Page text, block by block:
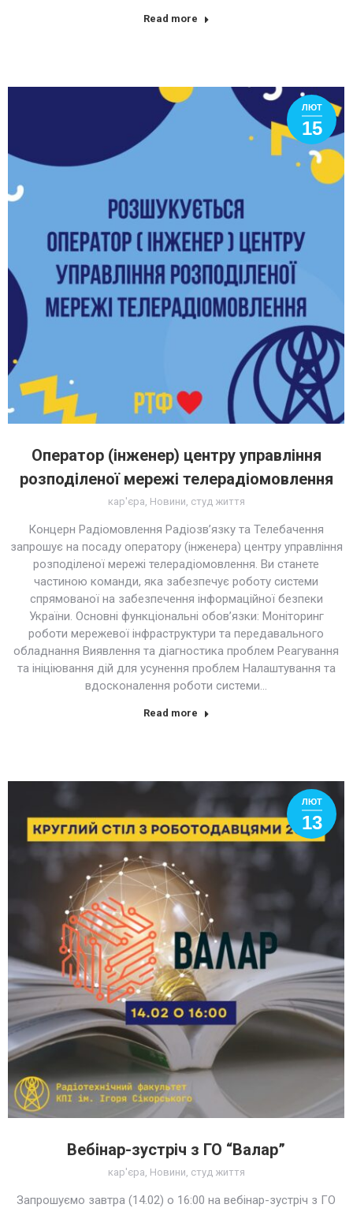
Read more
ЛЮТ
15
Оператор (інженер) центру управління
розподіленої мережі телерадіомовлення
кар'єра, Новини, студ життя
Концерн Радіомовлення Радіозв’язку та Телебачення
запрошує на посаду оператору (інженера) центру управління
розподіленої мережі телерадіомовлення. Ви станете
частиною команди, яка забезпечує роботу системи
спрямованої на забезпечення інформаційної безпеки
України. Основні функціональні обов’язки: Моніторинг
роботи мережевої інфраструктури та передавального
обладнання Виявлення та діагностика проблем Реагування
та ініціювання дій для усунення проблем Налаштування та
вдосконалення роботи системи…
Read more
ЛЮТ
13
Вебінар-зустріч з ГО “Валар”
кар'єра, Новини, студ життя
Запрошуємо завтра (14.02) о 16:00 на вебінар-зустріч з ГО